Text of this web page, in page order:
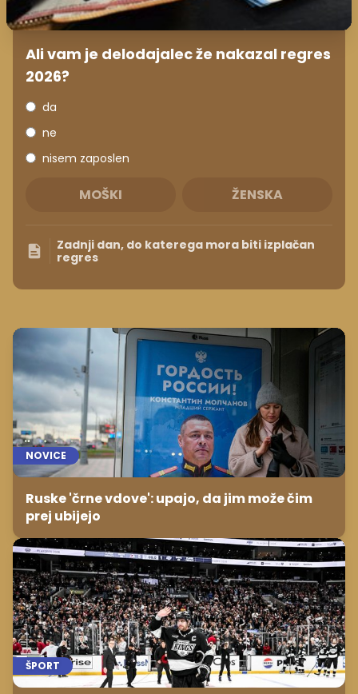
Ali vam je delodajalec že nakazal regres
2026?
da
ne
nisem zaposlen
MOŠKI ŽENSKA
Zadnji dan, do katerega mora biti izplačan
regres
NOVICE
Ruske 'črne vdove': upajo, da jim može čim
prej ubijejo
ŠPORT